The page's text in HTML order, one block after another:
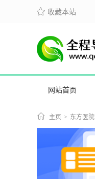
 收藏本站
网站首页
 主页 > 东方医院